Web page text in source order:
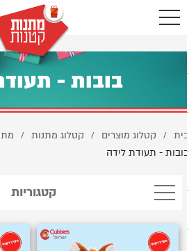
בובות -
/ קטלוג מוצרים / קטלוג מתנות /
- תעודת לידה
קטגוריות